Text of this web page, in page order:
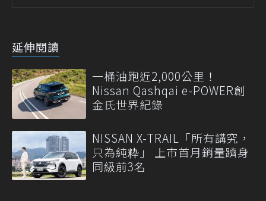
延伸閱讀
一桶油跑近2,000公里！
Nissan Qashqai e-POWER創
金氏世界紀錄
NISSAN X-TRAIL「所有講究，
只為純粋」 上市首月銷量躋身
同級前3名